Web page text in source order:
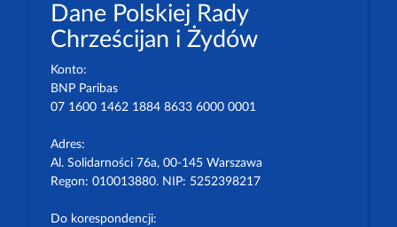
Dane Polskiej Rady
Chrześcijan i Żydów
Konto:
BNP Paribas
07 1600 1462 1884 8633 6000 0001
Adres:
Al. Solidarności 76a, 00-145 Warszawa
Regon: 010013880. NIP: 5252398217
Do korespondencji: